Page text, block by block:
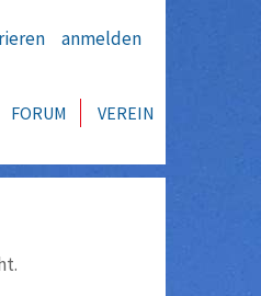
anmelden
FORUM VEREIN